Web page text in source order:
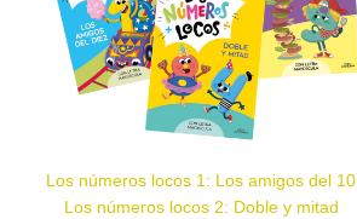
Los números locos 1: Los amigos del 10
Los números locos 2: Doble y mitad